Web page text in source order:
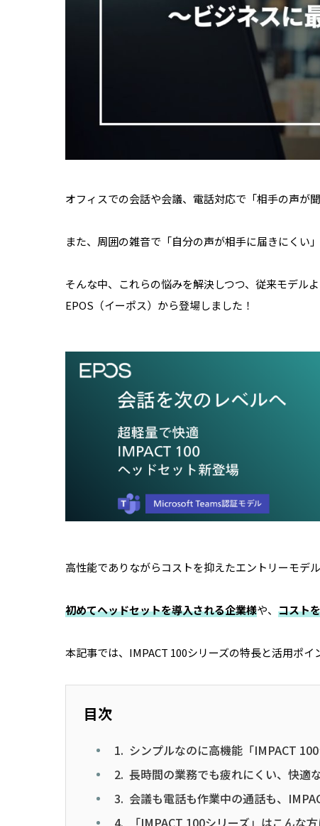
オフィスでの会話や会議、電話対応で「相手の声が
また、周囲の雑音で「自分の声が相手に届きにくい
そんな中、これらの悩みを解決しつつ、従来モデル
EPOS（イーポス）から登場しました！
高性能でありながらコストを抑えたエントリーモデル
初めてヘッドセットを導入される企業様や、 コスト
本記事では、IMPACT 100シリーズの特長と活用ポイ
目次
1. シンプルなのに高機能「IMPACT
2. 長時間の業務でも疲れにくい、快適
3. 会議も電話も作業中の通話も、
4. 「IMPACT 100シリーズ」はこんな方